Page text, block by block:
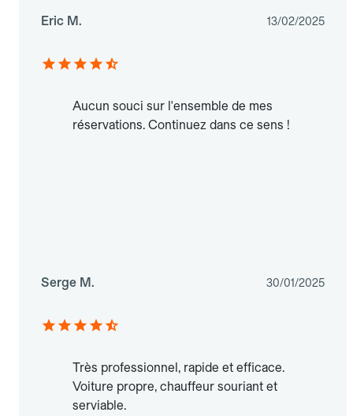
Eric M. 13/02/2025
Aucun souci sur l'ensemble de mes
réservations. Continuez dans ce sens !
Serge M. 30/01/2025
Très professionnel, rapide et efficace.
Voiture propre, chauffeur souriant et
serviable.